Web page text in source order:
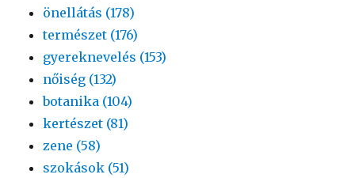
önellátás (178)
természet (176)
gyereknevelés (153)
nőiség (132)
botanika (104)
kertészet (81)
zene (58)
szokások (51)